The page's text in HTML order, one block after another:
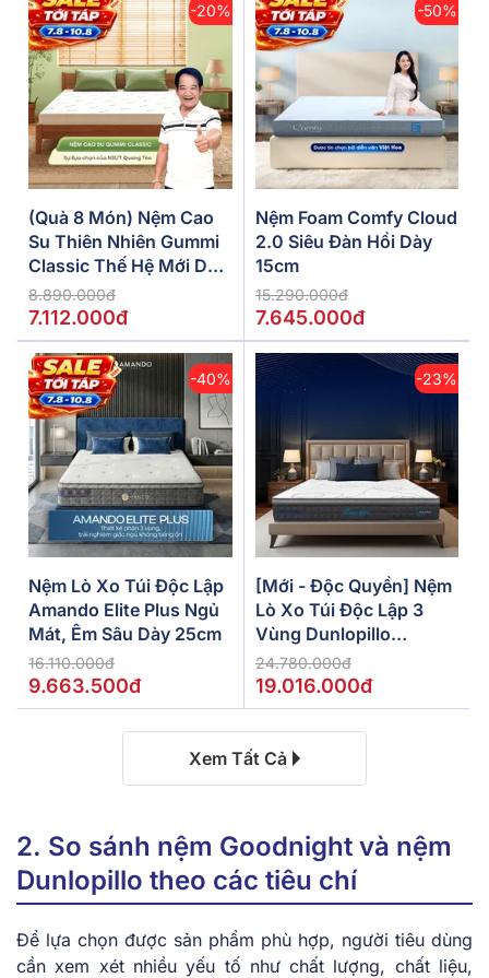
-20%
(Quà 8 Món) Nệm Cao
Su Thiên Nhiên Gummi
Classic Thế Hệ Mới Dày
5/10/15cm
8.890.000đ
7.112.000đ
-50%
Nệm Foam Comfy Cloud
2.0 Siêu Đàn Hồi Dày
15cm
15.290.000đ
7.645.000đ
-40%
Nệm Lò Xo Túi Độc Lập
Amando Elite Plus Ngủ
Mát, Êm Sâu Dày 25cm
16.110.000đ
9.663.500đ
-23%
[Mới - Độc Quyền] Nệm
Lò Xo Túi Độc Lập 3
Vùng Dunlopillo
De.Stress Powerful
24.780.000đ
19.016.000đ
Xem Tất Cả
2. So sánh nệm Goodnight và nệm
Dunlopillo theo các tiêu chí
Để lựa chọn được sản phẩm phù hợp, người tiêu dùng
cần xem xét nhiều yếu tố như chất lượng, chất liệu,